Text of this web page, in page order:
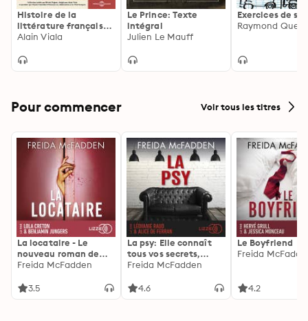
Histoire de la
littérature française
(Volume 1) - Le Moyen
Alain Viala
Le Prince: Texte
intégral
Julien Le Mauff
Exercices de
Raymond
Pour commencer Voir tous les titres
La locataire - Le
nouveau roman de
l'autrice de La femme
Freida McFadden
3.5
La psy: Elle connaît
tous vos secrets,
découvrez les siens ...
Freida McFadden
4.6
Le Boyfriend
Freida
4.2